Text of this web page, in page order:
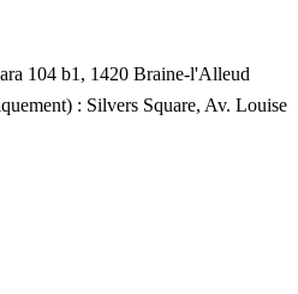
104 b1, 1420 Braine-l'Alleud
: Silvers Square, Av. Louise